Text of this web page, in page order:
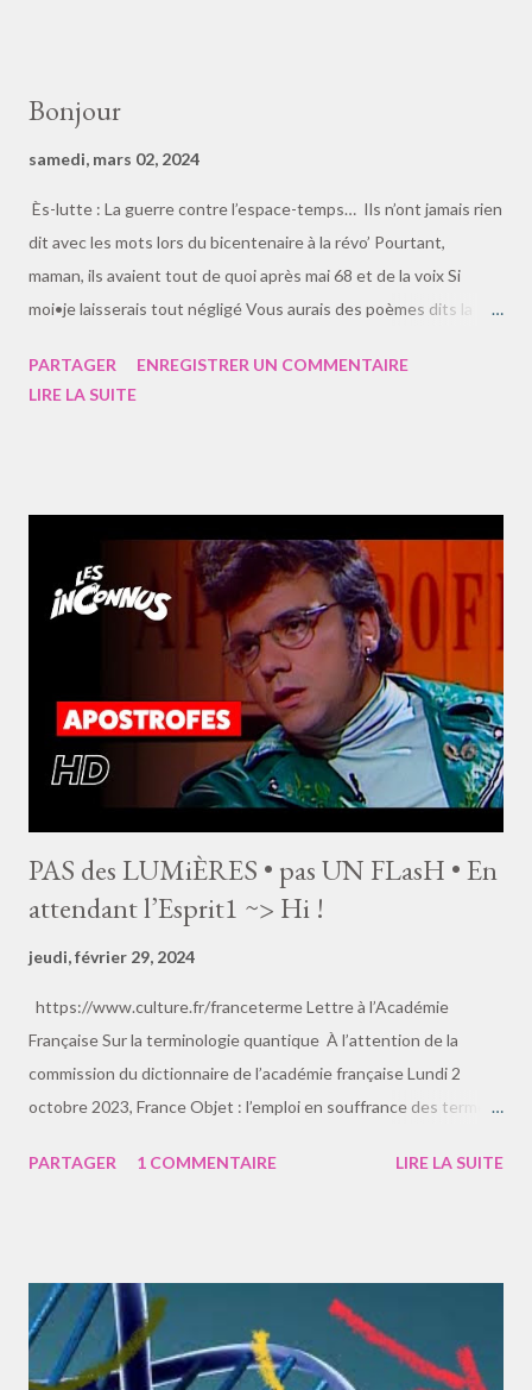
duvet, sous la couette de mes objets Le pyjama des mes habits,
découvert de mon j’ai
Bonjour
samedi, mars 02, 2024
Ès-lutte : La guerre contre l’espace-temps… Ils n’ont jamais rien
dit avec les mots lors du bicentenaire à la révo’ Pourtant,
maman, ils avaient tout de quoi après mai 68 et de la voix Si
moi•je laisserais tout négligé Vous aurais des poèmes dits la
compris l’histoire aux cous Cela les humanise, un peu, parfum La
PARTAGER
ENREGISTRER UN COMMENTAIRE
LIRE LA SUITE
PAS des LUMiÈRES • pas UN FLasH • En
attendant l’Esprit1 ~> Hi !
jeudi, février 29, 2024
https://www.culture.fr/franceterme Lettre à l’Académie
Française Sur la terminologie quantique À l’attention de la
commission du dictionnaire de l’académie française Lundi 2
octobre 2023, France Objet : l’emploi en souffrance des termes
française. Ces deux termes occupent une place importante
l’idée d’un morceau, d’un petit bout. L’autre terme, qubit , est
plus récent et veut dire quantum bit parce qu’il désigne la plus
petite unité en informatique quantique, qui est l’avenir de nos
PARTAGER 1 COMMENTAIRE LIRE LA SUITE